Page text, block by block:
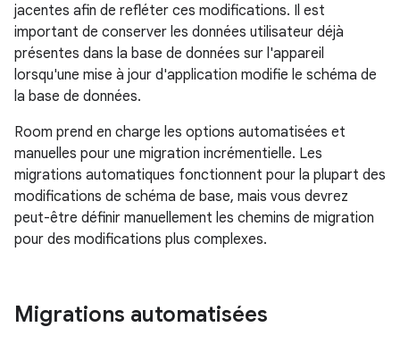
jacentes afin de refléter ces modifications. Il est
important de conserver les données utilisateur déjà
présentes dans la base de données sur l'appareil
lorsqu'une mise à jour d'application modifie le schéma de
la base de données.
Room prend en charge les options automatisées et
manuelles pour une migration incrémentielle. Les
migrations automatiques fonctionnent pour la plupart des
modifications de schéma de base, mais vous devrez
peut-être définir manuellement les chemins de migration
pour des modifications plus complexes.
Migrations automatisées